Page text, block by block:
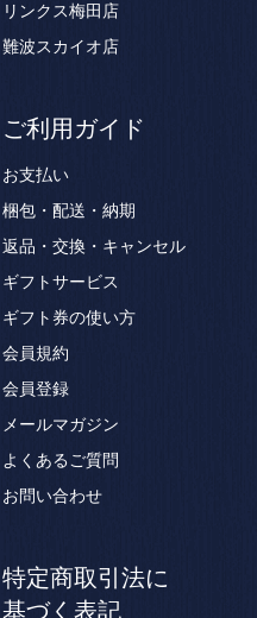
リンクス梅田店
難波スカイオ店
ご利用ガイド
お支払い
梱包・配送・納期
返品・交換・キャンセル
ギフトサービス
ギフト券の使い方
会員規約
会員登録
メールマガジン
よくあるご質問
お問い合わせ
特定商取引法に
基づく表記